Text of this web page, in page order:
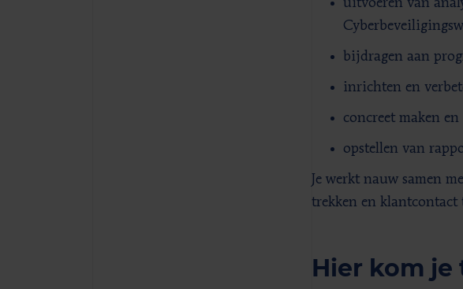
bijdragen aan
inrichten en
concreet maken
opstellen van
Je werkt nauw samen
trekken en klantcontact
Hier kom je